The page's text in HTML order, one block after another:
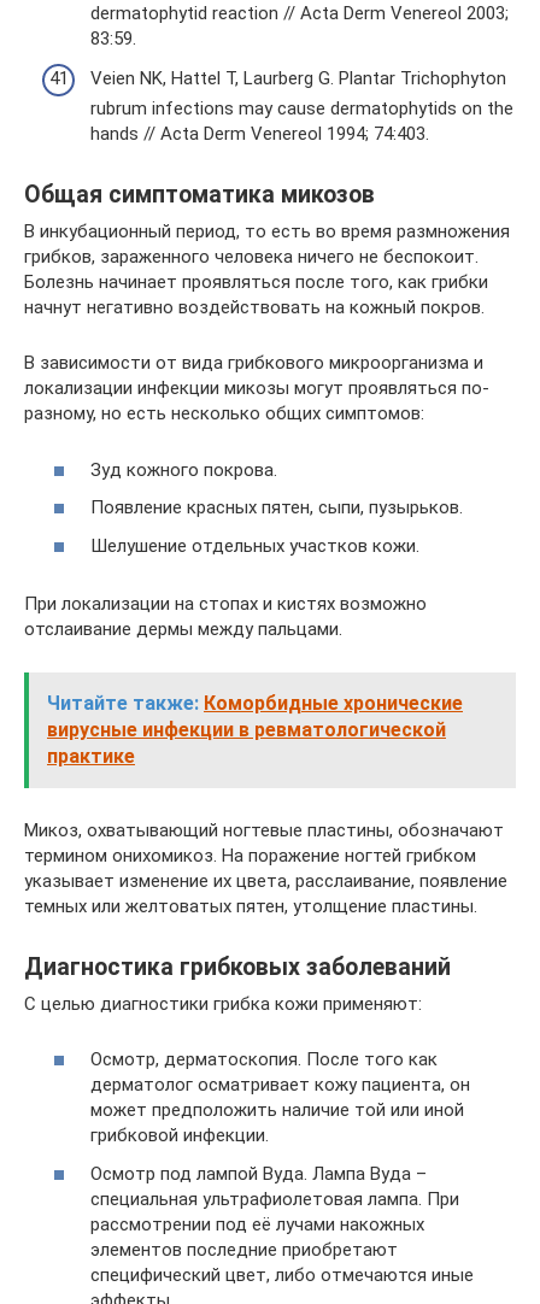
dermatophytid reaction // Acta Derm Venereol 2003;
83:59.
Veien NK, Hattel T, Laurberg G. Plantar Trichophyton
rubrum infections may cause dermatophytids on the
hands // Acta Derm Venereol 1994; 74:403.
Общая симптоматика микозов
В инкубационный период, то есть во время размножения
грибков, зараженного человека ничего не беспокоит.
Болезнь начинает проявляться после того, как грибки
начнут негативно воздействовать на кожный покров.
В зависимости от вида грибкового микроорганизма и
локализации инфекции микозы могут проявляться по-
разному, но есть несколько общих симптомов:
Зуд кожного покрова.
Появление красных пятен, сыпи, пузырьков.
Шелушение отдельных участков кожи.
При локализации на стопах и кистях возможно
отслаивание дермы между пальцами.
Читайте также: Коморбидные хронические
вирусные инфекции в ревматологической
практике
Микоз, охватывающий ногтевые пластины, обозначают
термином онихомикоз. На поражение ногтей грибком
указывает изменение их цвета, расслаивание, появление
темных или желтоватых пятен, утолщение пластины.
Диагностика грибковых заболеваний
С целью диагностики грибка кожи применяют:
Осмотр, дерматоскопия. После того как
дерматолог осматривает кожу пациента, он
может предположить наличие той или иной
грибковой инфекции.
Осмотр под лампой Вуда. Лампа Вуда –
специальная ультрафиолетовая лампа. При
рассмотрении под её лучами накожных
элементов последние приобретают
специфический цвет, либо отмечаются иные